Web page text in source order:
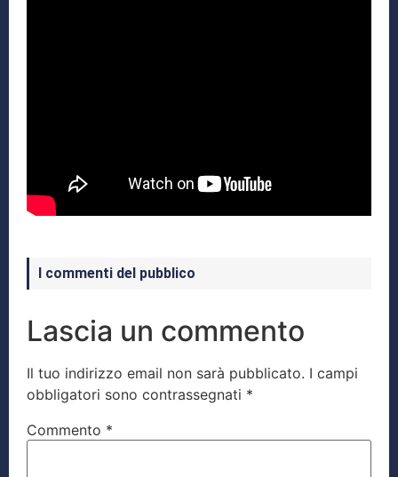
I commenti del pubblico
Lascia un commento
Il tuo indirizzo email non sarà pubblicato. I campi
obbligatori sono contrassegnati *
Commento *